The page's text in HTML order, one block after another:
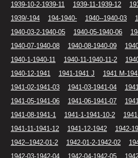
1939-10-2-1939-11
1939-11-1939-12
1939/-194
194-1940- 1940--1940-03
1940-03-2-1940-05
1940-05-1940-06
1940-07-1940-08
1940-08-1940-09
1940-1-1940-11
1940-11-1940-11-2
1940-12-1941
1941-1941 J 1941 M-
1941-02-1941-03
1941-03-1941-04
1941-05-1941-06
1941-06-1941-07
1941-08-1941-1
1941-1-1941-10-2
1941-11-1941-12
1941-12-1942
1942-
1942--1942-01-2
1942-01-2-1942-02
1942-03-1942-04
1942-04-1942-05